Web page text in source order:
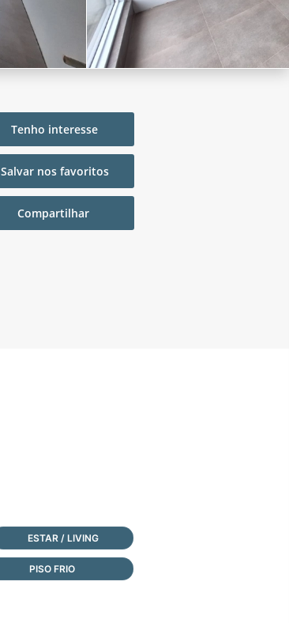
Tenho interesse
Salvar nos favoritos
Compartilhar
ESTAR / LIVING
PISO FRIO